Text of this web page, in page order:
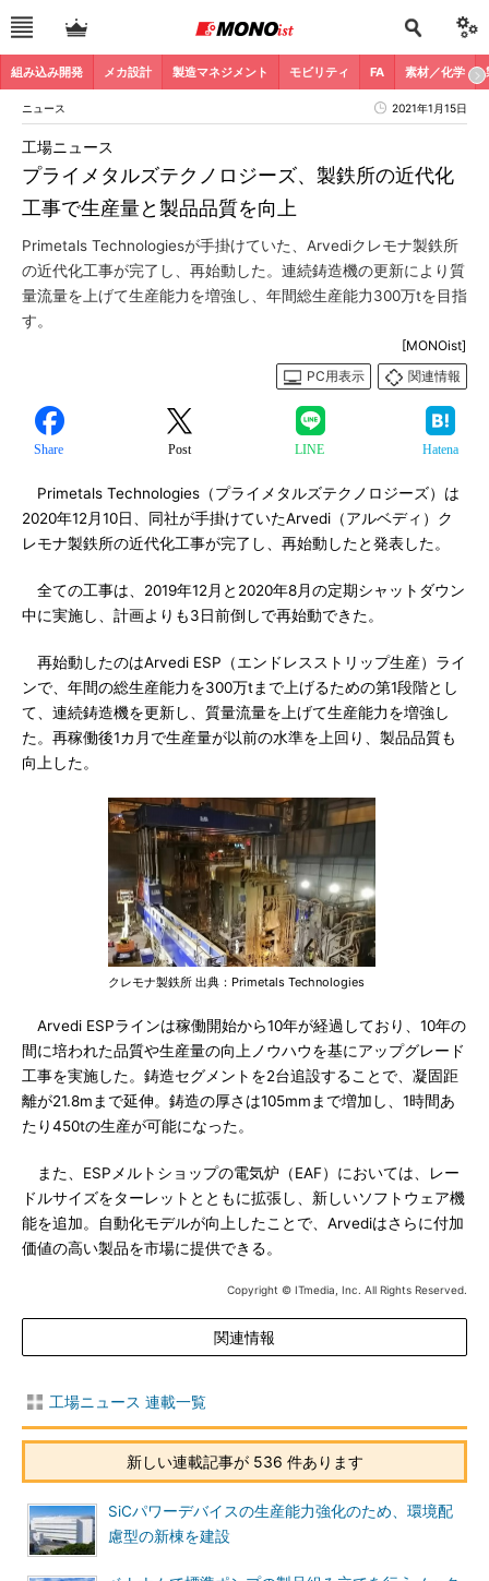
組み込み開発 メカ設計 製造マネジメント モビリティ FA 素材／化学
ニュース 2021年1月15日
プライメタルズテクノロジーズ、製鉄所の近代化
工事で生産量と製品品質を向上
工場ニュース
Primetals Technologiesが手掛けていた、Arvediクレモナ製鉄所
の近代化工事が完了し、再始動した。連続鋳造機の更新により質
量流量を上げて生産能力を増強し、年間総生産能力300万tを目指
す。
[MONOist]
PC用表示
関連情報
Share Post LINE Hatena
Primetals Technologies（プライメタルズテクノロジーズ）は
2020年12月10日、同社が手掛けていたArvedi（アルベディ）ク
レモナ製鉄所の近代化工事が完了し、再始動したと発表した。
全ての工事は、2019年12月と2020年8月の定期シャットダウン
中に実施し、計画よりも3日前倒しで再始動できた。
再始動したのはArvedi ESP（エンドレスストリップ生産）ライ
ンで、年間の総生産能力を300万tまで上げるための第1段階とし
て、連続鋳造機を更新し、質量流量を上げて生産能力を増強し
た。再稼働後1カ月で生産量が以前の水準を上回り、製品品質も
向上した。
クレモナ製鉄所 出典：Primetals Technologies
Arvedi ESPラインは稼働開始から10年が経過しており、10年の
間に培われた品質や生産量の向上ノウハウを基にアップグレード
工事を実施した。鋳造セグメントを2台追設することで、凝固距
離が21.8mまで延伸。鋳造の厚さは105mmまで増加し、1時間あ
たり450tの生産が可能になった。
また、ESPメルトショップの電気炉（EAF）においては、レー
ドルサイズをターレットとともに拡張し、新しいソフトウェア機
能を追加。自動化モデルが向上したことで、Arvediはさらに付加
価値の高い製品を市場に提供できる。
Copyright © ITmedia, Inc. All Rights Reserved.
関連情報
工場ニュース 連載一覧
新しい連載記事が 536 件あります
SiCパワーデバイスの生産能力強化のため、環境配
慮型の新棟を建設